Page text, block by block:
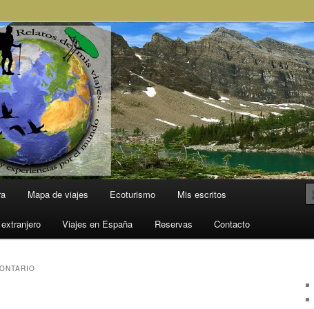
Mapa de viajes Ecoturismo Mis escritos
Viajes en España Reservas Contacto